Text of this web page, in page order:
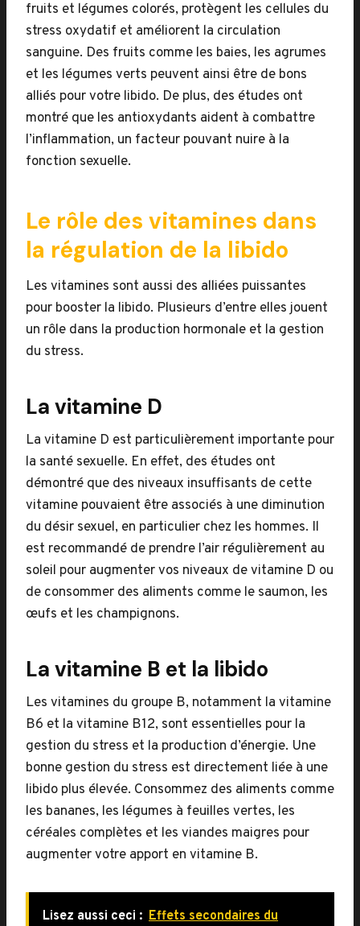
fruits et légumes colorés, protègent les cellules du
stress oxydatif et améliorent la circulation
sanguine. Des fruits comme les baies, les agrumes
et les légumes verts peuvent ainsi être de bons
alliés pour votre libido. De plus, des études ont
montré que les antioxydants aident à combattre
l’inflammation, un facteur pouvant nuire à la
fonction sexuelle.
Le rôle des vitamines dans
la régulation de la libido
Les vitamines sont aussi des alliées puissantes
pour booster la libido. Plusieurs d’entre elles jouent
un rôle dans la production hormonale et la gestion
du stress.
La vitamine D
La vitamine D est particulièrement importante pour
la santé sexuelle. En effet, des études ont
démontré que des niveaux insuffisants de cette
vitamine pouvaient être associés à une diminution
du désir sexuel, en particulier chez les hommes. Il
est recommandé de prendre l’air régulièrement au
soleil pour augmenter vos niveaux de vitamine D ou
de consommer des aliments comme le saumon, les
œufs et les champignons.
La vitamine B et la libido
Les vitamines du groupe B, notamment la vitamine
B6 et la vitamine B12, sont essentielles pour la
gestion du stress et la production d’énergie. Une
bonne gestion du stress est directement liée à une
libido plus élevée. Consommez des aliments comme
les bananes, les légumes à feuilles vertes, les
céréales complètes et les viandes maigres pour
augmenter votre apport en vitamine B.
Lisez aussi ceci : Effets secondaires du